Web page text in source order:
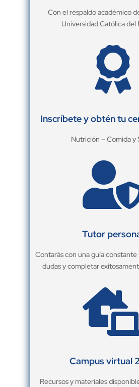
Con el respaldo académico
Universidad Católica del

Inscríbete y obtén tu
Nutrición – Comida y
Tutor
Contarás con una guía
dudas y completar

Campus virtual
Recursos y materiales